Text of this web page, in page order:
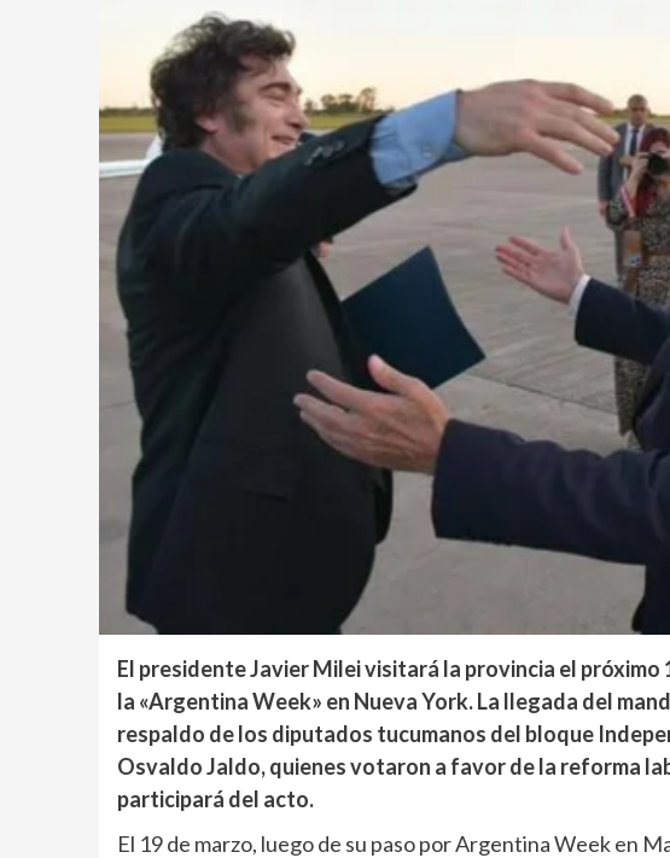
El presidente Javier Milei visitará la provincia el próximo
la «Argentina Week» en Nueva York. La llegada del
respaldo de los diputados tucumanos del bloque
Osvaldo Jaldo, quienes votaron a favor de la reforma
participará del acto.
El 19 de marzo, luego de su paso por Argentina Week en